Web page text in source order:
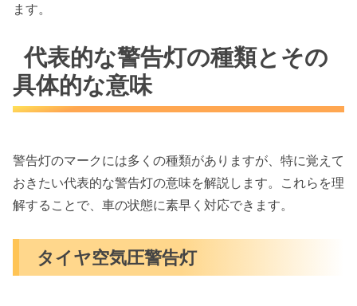
ます。
代表的な警告灯の種類とその
具体的な意味
警告灯のマークには多くの種類がありますが、特に覚えて
おきたい代表的な警告灯の意味を解説します。これらを理
解することで、車の状態に素早く対応できます。
タイヤ空気圧警告灯